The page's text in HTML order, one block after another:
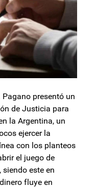
presentó un
de Justicia para
la Argentina, un
ejercer la
con los planteos
el juego de
este en
fluye en